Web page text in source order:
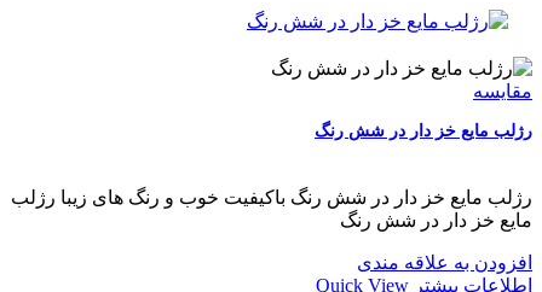
مقایسه
رژلب مایع خز دار در شش رنگ
رژلب مایع خز دار در شش رنگ باکیفیت خوب و رنگ های زیبا رژلب
مایع خز دار در شش رنگ
افزودن به علاقه مندی
اطلاعات بیشتر Quick View